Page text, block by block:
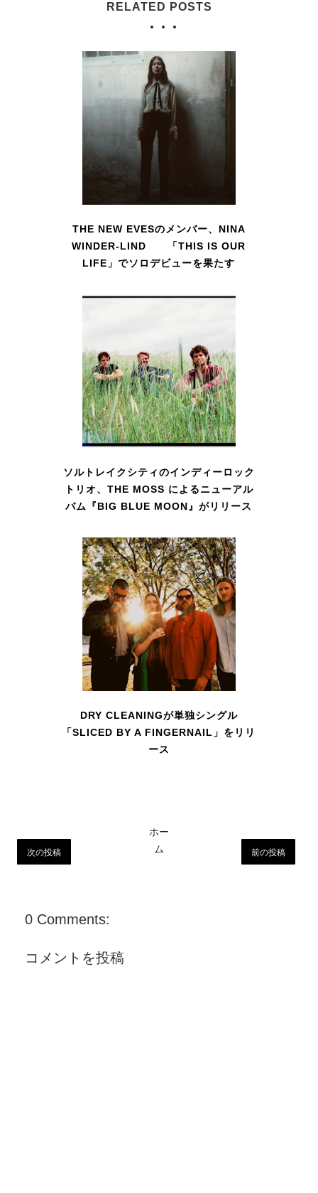
RELATED POSTS
THE NEW EVESのメンバー、NINA
WINDER-LIND 「THIS IS OUR
LIFE」でソロデビューを果たす
ソルトレイクシティのインディーロック
トリオ、THE MOSS によるニューアル
バム『BIG BLUE MOON』がリリース
DRY CLEANINGが単独シングル
「SLICED BY A FINGERNAIL」をリリ
ース
次の投稿 前の投稿
ホー
ム
0 Comments:
コメントを投稿